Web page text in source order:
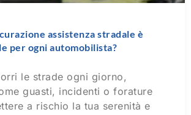
assistenza stradale è
per ogni automobilista?
le strade ogni giorno,
guasti, incidenti o forature
a rischio la tua serenità e